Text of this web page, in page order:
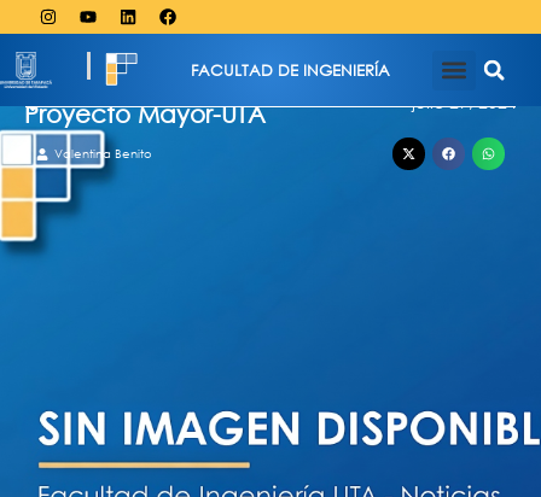
FACULTAD DE INGENIERÍA
julio 29, 2024
Proyecto Mayor-UTA
Valentina Benito